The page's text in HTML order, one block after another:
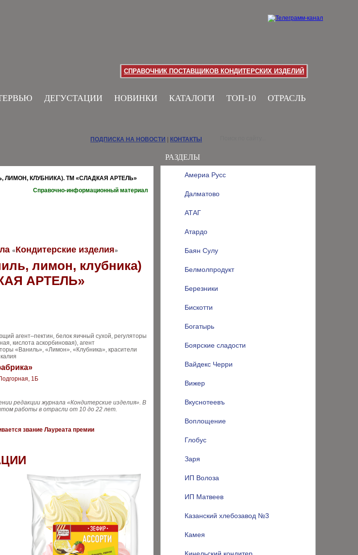
СПРАВОЧНИК ПОСТАВЩИКОВ КОНДИТЕРСКИХ ИЗДЕЛИЙ
ДЕГУСТАЦИИ НОВИНКИ КАТАЛОГИ ТОП-10 ОТРАСЛЬ
РАЗДЕЛЫ
Америа Русс
Далматово
АТАГ
Атардо
Баян Сулу
Белмолпродукт
Березники
Бискотти
Богатырь
Боярские сладости
Вайдекс Черри
Вижер
Вкуснотеевъ
Воплощение
Глобус
Заря
ИП Волоза
ИП Матвеев
Казанский хлебозавод №3
Камея
ПОДПИСКА НА НОВОСТИ КОНТАКТЫ
ЛИМОН, КЛУБНИКА). ТМ «СЛАДКАЯ АРТЕЛЬ»
Справочно-информационный материал
«Кондитерские изделия»
лимон, клубника)
АРТЕЛЬ»
агент–пектин, белок яичный сухой, регуляторы
кислота аскорбиновая), агент
«Ваниль», «Лимон», «Клубника», красители
1Б
редакции журнала «Кондитерские изделия». В
работы в отрасли от 10 до 22 лет.
звание Лауреата премии